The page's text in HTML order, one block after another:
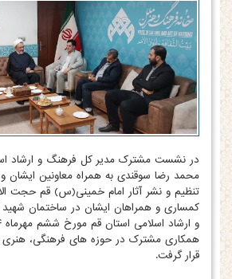
در نشست مشترک مدیر کل فرهنگ و ارشاد
محمد رضا سوقندی به همراه معاونین ایشان
تنظیم و نشر آثار امام خمینی(س) قم حجت
کمساری و همراهان ایشان در ساختمان شهید
همکاری مشترک در حوزه های فرهنگی، هنری
قرار گرفت.